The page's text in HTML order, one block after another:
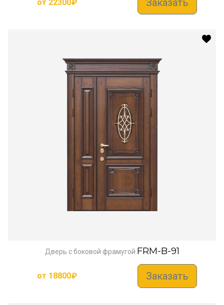
от 22300₽
Дверь с боковой фрамугой FRM-B-91
от 18800₽ Заказать